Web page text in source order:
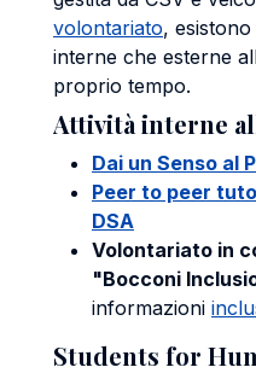
volontariato,
interne che esterne
proprio tempo.
Attività interne
Dai un Senso al
Peer to peer
DSA
Volontariato in
"Bocconi
informazioni
Students for